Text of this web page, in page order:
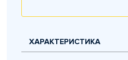
ХАРАКТЕРИСТИКА